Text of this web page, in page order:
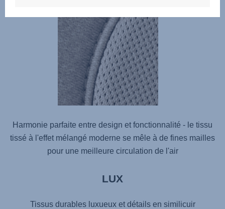
Harmonie parfaite entre design et fonctionnalité - le tissu
tissé à l'effet mélangé moderne se mêle à de fines mailles
pour une meilleure circulation de l'air
LUX
Tissus durables luxueux et détails en similicuir